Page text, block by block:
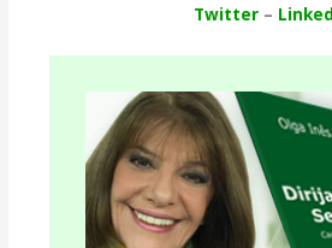
Twitter –